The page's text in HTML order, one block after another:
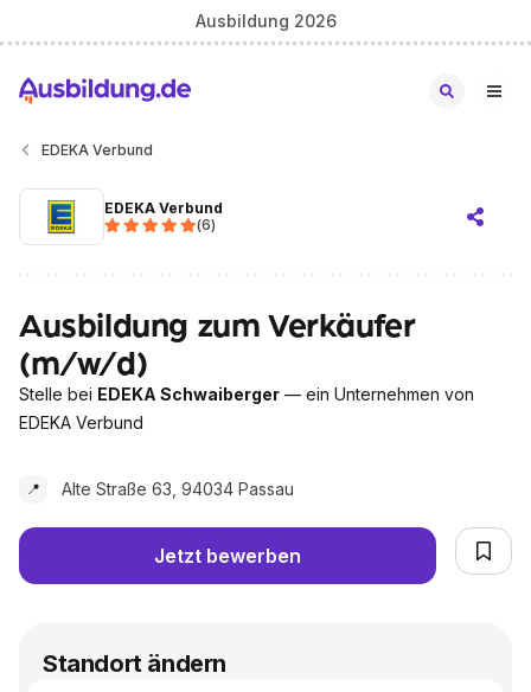
Ausbildung 2026
EDEKA Verbund
EDEKA Verbund
(6)
Ausbildung zum Verkäufer
(m/w/d)
Stelle bei EDEKA Schwaiberger — ein Unternehmen von
EDEKA Verbund
📍 Alte Straße 63, 94034 Passau
Jetzt bewerben
Standort ändern